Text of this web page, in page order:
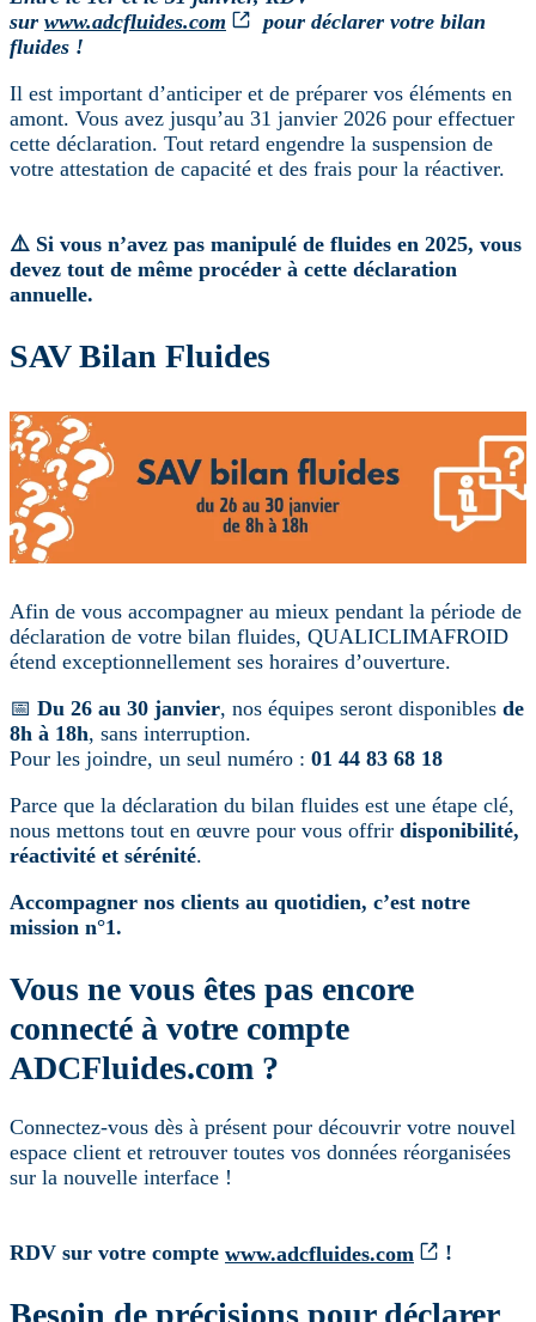
sur www.adcfluides.com
pour déclarer votre bilan
fluides !
Il est important d’anticiper et de préparer vos éléments en
amont. Vous avez jusqu’au 31 janvier 2026 pour effectuer
cette déclaration. Tout retard engendre la suspension de
votre attestation de capacité et des frais pour la réactiver.
⚠️ Si vous n’avez pas manipulé de fluides en 2025, vous
devez tout de même procéder à cette déclaration
annuelle.
SAV Bilan Fluides
Afin de vous accompagner au mieux pendant la période de
déclaration de votre bilan fluides, QUALICLIMAFROID
étend exceptionnellement ses horaires d’ouverture.
📅 Du 26 au 30 janvier, nos équipes seront disponibles de
8h à 18h, sans interruption.
Pour les joindre, un seul numéro : 01 44 83 68 18
Parce que la déclaration du bilan fluides est une étape clé,
nous mettons tout en œuvre pour vous offrir disponibilité,
réactivité et sérénité.
Accompagner nos clients au quotidien, c’est notre
mission n°1.
Vous ne vous êtes pas encore
connecté à votre compte
ADCFluides.com ?
Connectez-vous dès à présent pour découvrir votre nouvel
espace client et retrouver toutes vos données réorganisées
sur la nouvelle interface !
RDV sur votre compte www.adcfluides.com !
Besoin de précisions pour déclarer